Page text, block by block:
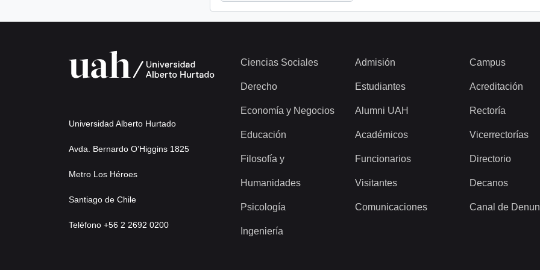
Universidad Alberto Hurtado
Avda. Bernardo O’Higgins 1825
Metro Los Héroes
Santiago de Chile
Teléfono +56 2 2692 0200
Ciencias Sociales
Derecho
Economía y Negocios
Educación
Filosofía y
Humanidades
Psicología
Ingeniería
Admisión
Estudiantes
Alumni UAH
Académicos
Funcionarios
Visitantes
Comunicaciones
Campus
Acreditación
Rectoría
Vicerrectorías
Directorio
Decanos
Canal de